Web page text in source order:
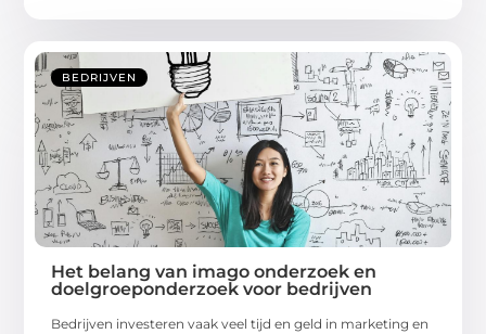
BEDRIJVEN
Het belang van imago onderzoek en
doelgroeponderzoek voor bedrijven
Bedrijven investeren vaak veel tijd en geld in marketing en